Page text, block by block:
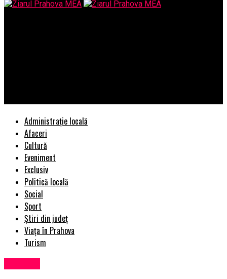
Administrație locală
Afaceri
Cultură
Eveniment
Exclusiv
Politică locală
Social
Sport
Știri din județ
Viața în Prahova
Turism